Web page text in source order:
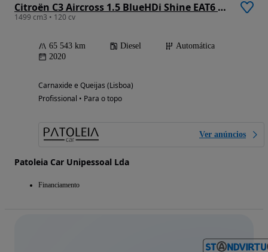
Citroën C3 Aircross 1.5 BlueHDi Shine EAT6 S&S
1499 cm3 • 120 cv
65 543 km Diesel
Automática
2020
Carnaxide e Queijas (Lisboa)
Profissional • Para o topo
Ver anúncios
Patoleia Car Unipessoal Lda
Financiamento